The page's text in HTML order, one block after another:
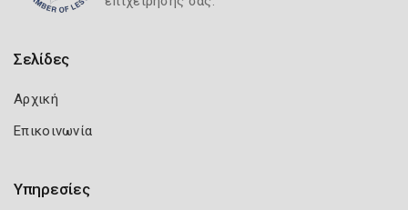
Σελίδες
Αρχική
Επικοινωνία
Υπηρεσίες